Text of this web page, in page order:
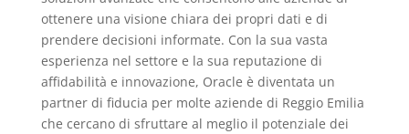
ottenere una visione chiara dei propri dati e di
prendere decisioni informate. Con la sua vasta
esperienza nel settore e la sua reputazione di
affidabilità e innovazione, Oracle è diventata un
partner di fiducia per molte aziende di Reggio Emilia
che cercano di sfruttare al meglio il potenziale dei